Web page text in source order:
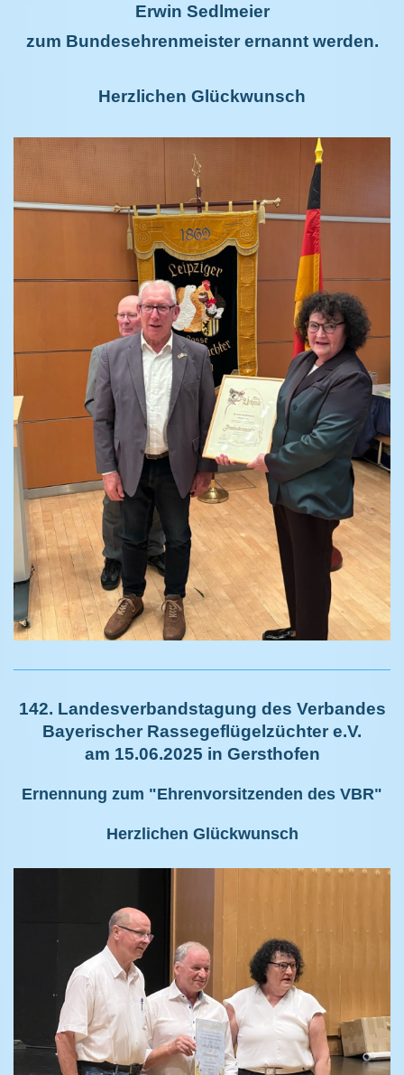
Erwin Sedlmeier
zum Bundesehrenmeister ernannt werden.
Herzlichen Glückwunsch
142. Landesverbandstagung des Verbandes
Bayerischer Rassegeflügelzüchter e.V.
am 15.06.2025 in Gersthofen
Ernennung zum "Ehrenvorsitzenden des VBR"
Herzlichen Glückwunsch